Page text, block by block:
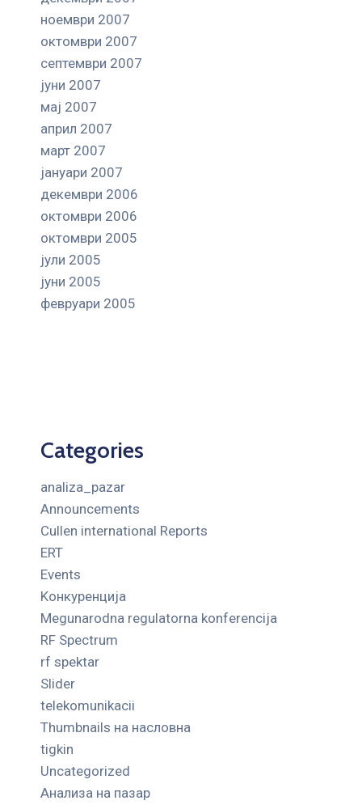
ноември 2007
октомври 2007
септември 2007
јуни 2007
мај 2007
април 2007
март 2007
јануари 2007
декември 2006
октомври 2006
октомври 2005
јули 2005
јуни 2005
февруари 2005
Categories
analiza_pazar
Announcements
Cullen international Reports
ERT
Events
Kонкуренција
Megunarodna regulatorna konferencija
RF Spectrum
rf spektar
Slider
telekomunikacii
Thumbnails на насловна
tigkin
Uncategorized
Анализа на пазар